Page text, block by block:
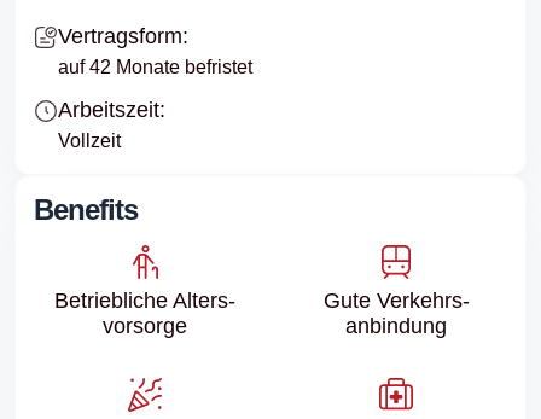
Vertragsform:
auf 42 Monate befristet
Arbeitszeit:
Vollzeit
Benefits
Betriebliche Alters­
vorsorge
Gute Verkehrs­
anbindung